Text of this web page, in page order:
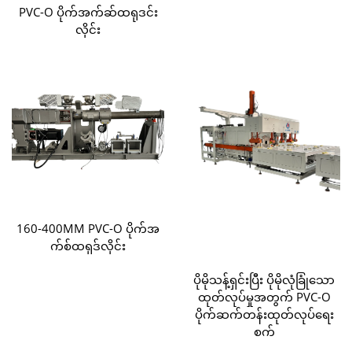
PVC-O ပိုက်အက်ဆ်ထရုဒင်း
လိုင်း
160-400MM PVC-O ပိုက်အ
က်စ်ထရုဒ်လိုင်း
ပိုမိုသန့်ရှင်းပြီး ပိုမိုလုံခြုံသော
ထုတ်လုပ်မှုအတွက် PVC-O
ပိုက်ဆက်တန်းထုတ်လုပ်ရေး
စက်